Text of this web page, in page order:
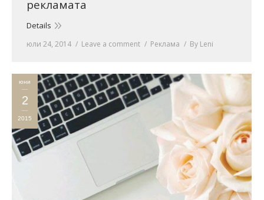
рекламата
Details
юли 24, 2014 Leave a comment Реклама By Leni
юни
2
2015